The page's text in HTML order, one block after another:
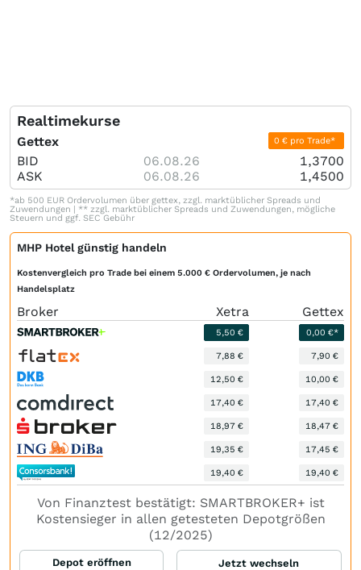
Realtimekurse
Gettex 0 € pro Trade*
BID 06.08.26
1,3700
ASK
06.08.26 1,4500
*ab 500 EUR Ordervolumen über gettex, zzgl. marktüblicher Spreads und
Zuwendungen | ** zzgl. marktüblicher Spreads und Zuwendungen, mögliche
Steuern und ggf. SEC Gebühr
MHP Hotel günstig handeln
Kostenvergleich pro Trade bei einem 5.000 € Ordervolumen, je nach
Handelsplatz
Broker Xetra Gettex
5,50 € 0,00 €*
7,88 € 7,90 €
12,50 € 10,00 €
17,40 € 17,40 €
18,97 € 18,47 €
19,35 € 17,45 €
19,40 € 19,40 €
Von Finanztest bestätigt: SMARTBROKER+ ist
Kostensieger in allen getesteten Depotgrößen
(12/2025)
Depot eröffnen Jetzt wechseln